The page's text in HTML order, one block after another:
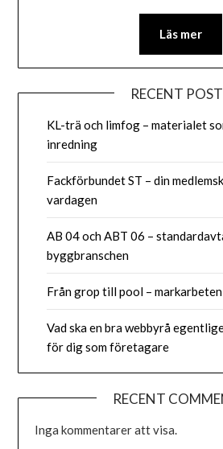
Läs mer
RECENT
KL-trä och limfog – materialet
inredning
Fackförbundet ST – din
vardagen
AB 04 och ABT 06 –
byggbranschen
Från grop till pool –
Vad ska en bra webbyrå
för dig som företagare
RECENT
Inga kommentarer att visa.